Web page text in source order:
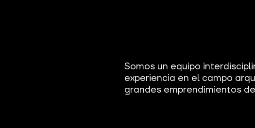
Somos un equipo
experiencia en el campo
grandes emprendimientos